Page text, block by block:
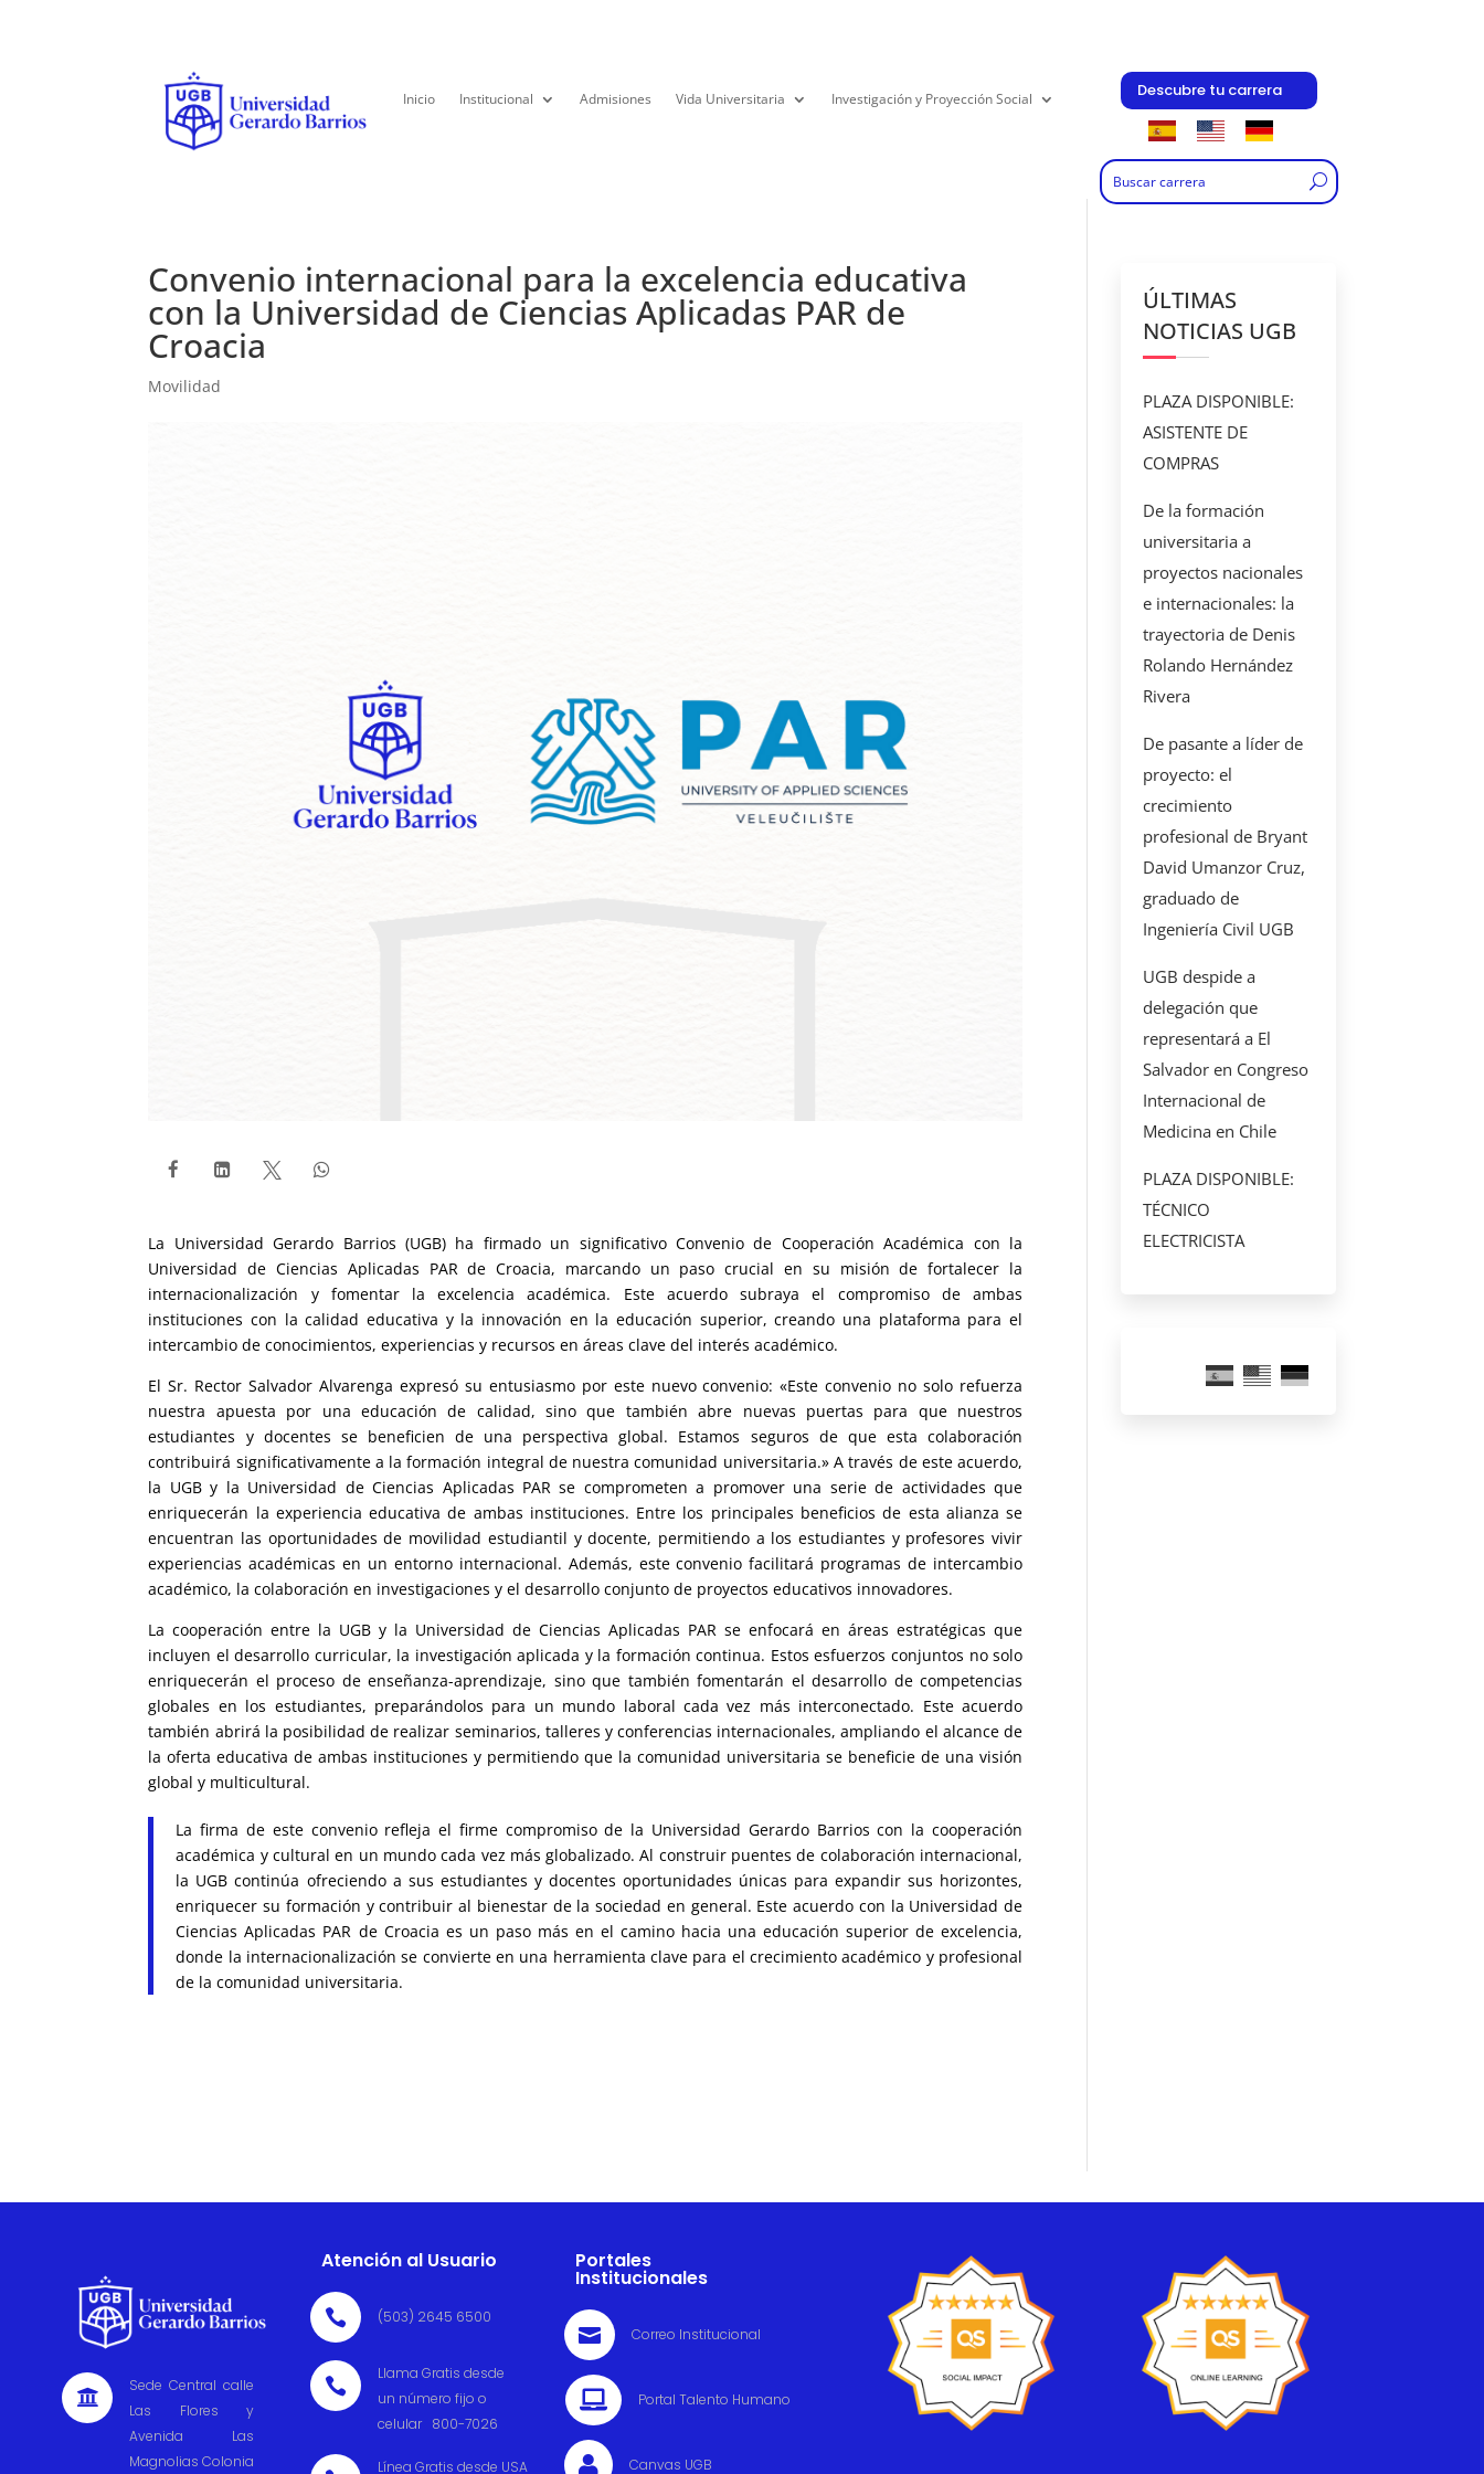
Inicio Institucional Admisiones Vida Universitaria Investigación y Proyección Social Descubre tu carrera
Convenio internacional para la excelencia educativa
con la Universidad de Ciencias Aplicadas PAR de
Croacia
Movilidad
   
La Universidad Gerardo Barrios (UGB) ha firmado un significativo Convenio de Cooperación Académica con la
Universidad de Ciencias Aplicadas PAR de Croacia, marcando un paso crucial en su misión de fortalecer la
internacionalización y fomentar la excelencia académica. Este acuerdo subraya el compromiso de ambas
instituciones con la calidad educativa y la innovación en la educación superior, creando una plataforma para el
intercambio de conocimientos, experiencias y recursos en áreas clave del interés académico.
El Sr. Rector Salvador Alvarenga expresó su entusiasmo por este nuevo convenio: «Este convenio no solo refuerza
nuestra apuesta por una educación de calidad, sino que también abre nuevas puertas para que nuestros
estudiantes y docentes se beneficien de una perspectiva global. Estamos seguros de que esta colaboración
contribuirá significativamente a la formación integral de nuestra comunidad universitaria.» A través de este acuerdo,
la UGB y la Universidad de Ciencias Aplicadas PAR se comprometen a promover una serie de actividades que
enriquecerán la experiencia educativa de ambas instituciones. Entre los principales beneficios de esta alianza se
encuentran las oportunidades de movilidad estudiantil y docente, permitiendo a los estudiantes y profesores vivir
experiencias académicas en un entorno internacional. Además, este convenio facilitará programas de intercambio
académico, la colaboración en investigaciones y el desarrollo conjunto de proyectos educativos innovadores.
La cooperación entre la UGB y la Universidad de Ciencias Aplicadas PAR se enfocará en áreas estratégicas que
incluyen el desarrollo curricular, la investigación aplicada y la formación continua. Estos esfuerzos conjuntos no solo
enriquecerán el proceso de enseñanza-aprendizaje, sino que también fomentarán el desarrollo de competencias
globales en los estudiantes, preparándolos para un mundo laboral cada vez más interconectado. Este acuerdo
también abrirá la posibilidad de realizar seminarios, talleres y conferencias internacionales, ampliando el alcance de
la oferta educativa de ambas instituciones y permitiendo que la comunidad universitaria se beneficie de una visión
global y multicultural.
La firma de este convenio refleja el firme compromiso de la Universidad Gerardo Barrios con la cooperación
académica y cultural en un mundo cada vez más globalizado. Al construir puentes de colaboración internacional,
la UGB continúa ofreciendo a sus estudiantes y docentes oportunidades únicas para expandir sus horizontes,
enriquecer su formación y contribuir al bienestar de la sociedad en general. Este acuerdo con la Universidad de
Ciencias Aplicadas PAR de Croacia es un paso más en el camino hacia una educación superior de excelencia,
donde la internacionalización se convierte en una herramienta clave para el crecimiento académico y profesional
de la comunidad universitaria.
ÚLTIMAS
NOTICIAS UGB
PLAZA DISPONIBLE:
ASISTENTE DE
COMPRAS
De la formación
universitaria a
proyectos nacionales
e internacionales: la
trayectoria de Denis
Rolando Hernández
Rivera
De pasante a líder de
proyecto: el
crecimiento
profesional de Bryant
David Umanzor Cruz,
graduado de
Ingeniería Civil UGB
UGB despide a
delegación que
representará a El
Salvador en Congreso
Internacional de
Medicina en Chile
PLAZA DISPONIBLE:
TÉCNICO
ELECTRICISTA

Sede Central calle
Las Flores y
Avenida Las
Magnolias Colonia
Atención al Usuario
 (503) 2645 6500

Llama Gratis desde
un número fijo o
celular 800-7026
Línea Gratis desde USA
Portales
Institucionales
 Correo Institucional
 Portal Talento Humano
 Canvas UGB